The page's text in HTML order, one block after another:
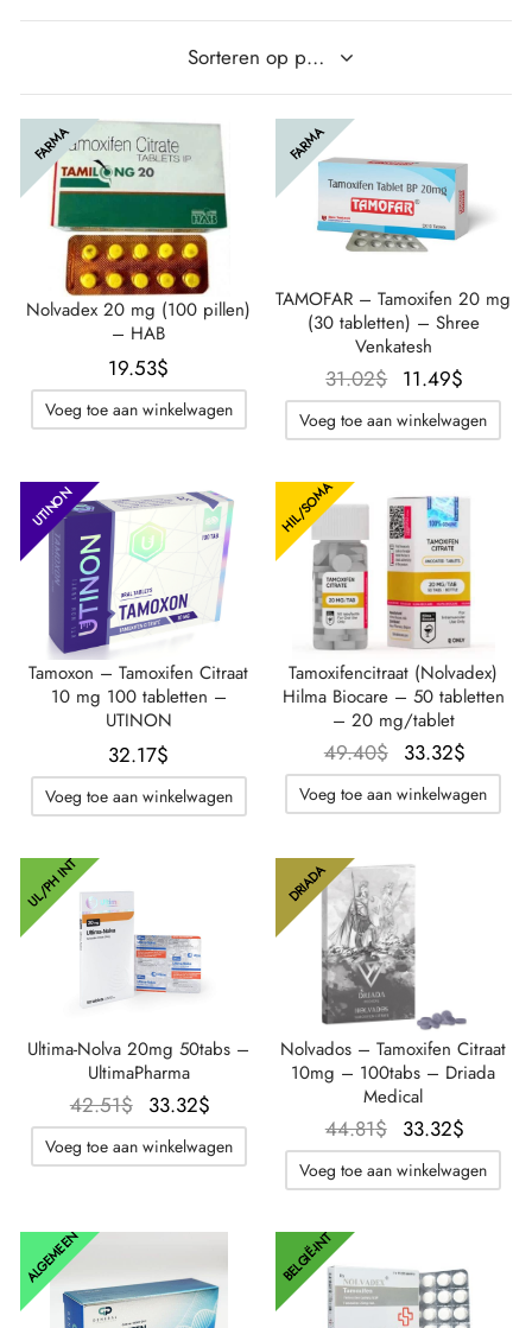
FARMA
Nolvadex 20 mg (100 pillen)
– HAB
19.53$
Voeg toe aan winkelwagen
FARMA
TAMOFAR – Tamoxifen 20 mg
(30 tabletten) – Shree
Venkatesh
31.02$ Oorspronkelijke
prijs was:
31.02$.
11.49$
huidige
prijs is:
Voeg toe aan winkelwagen
UTINON
Tamoxon – Tamoxifen Citraat
10 mg 100 tabletten –
UTINON
32.17$
Voeg toe aan winkelwagen
HIL/SOMA
Tamoxifencitraat (Nolvadex)
Hilma Biocare – 50 tabletten
– 20 mg/tablet
49.40$ Oorspronkelijke
prijs was:
49.40$.
33.32$
prijs is:
Voeg toe aan winkelwagen
UL/PH INT
Ultima-Nolva 20mg 50tabs –
UltimaPharma
42.51$ Oorspronkelijke
prijs was:
42.51$.
33.32$
huidige
prijs is:
Voeg toe aan winkelwagen
DRIADA
Nolvados – Tamoxifen Citraat
10mg – 100tabs – Driada
Medical
44.81$ Oorspronkelijke
prijs was:
44.81$.
33.32$
huidige
prijs is:
Voeg toe aan winkelwagen
ALGEMEEN BELGIË-INT